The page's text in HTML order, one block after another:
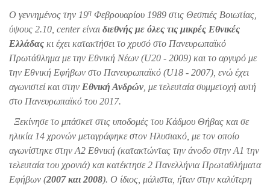
Ο γεννημένος την 19η Φεβρουαρίου 1989 στις Θεσπιές Βοιωτίας,
ύψους 2.10, center είναι διεθνής με όλες τις μικρές Εθνικές
Ελλάδας κι έχει κατακτήσει το χρυσό στο Πανευρωπαϊκό
Πρωτάθλημα με την Εθνική Νέων (U20 - 2009) και τo αργυρό με
την Εθνική Εφήβων στο Πανευρωπαϊκό (U18 - 2007), ενώ έχει
αγωνιστεί και στην Εθνική Ανδρών, με τελευταία συμμετοχή αυτή
στο Πανευρωπαϊκό του 2017.
Ξεκίνησε το μπάσκετ στις υποδομές του Κάδμου Θήβας και σε
ηλικία 14 χρονών μεταγράφηκε στον Ηλυσιακό, με τον οποίο
αγωνίστηκε στην Α2 Εθνική (κατακτώντας την άνοδο στην Α1 την
τελευταία του χρονιά) και κατέκτησε 2 Πανελλήνια Πρωταθλήματα
Εφήβων (2007 και 2008). Ο ίδιος, μάλιστα, ήταν στην καλύτερη